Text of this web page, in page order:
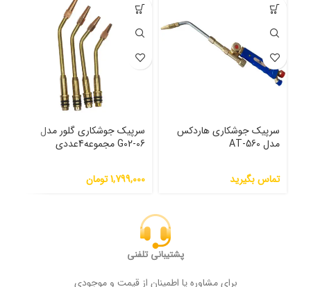
سرپیک جوشکاری هاردکس
مدل AT-560
تماس بگیرید
سرپیک جوشکاری گلور مدل
G02-06 مجموعه4عددی
1,799,000تومان
پشتیبانی تلفنی
برای مشاوره یا اطمینان از قیمت و موجودی